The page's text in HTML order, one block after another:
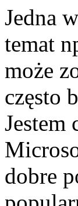
Jedna
temat
może
często
Jestem
dobre